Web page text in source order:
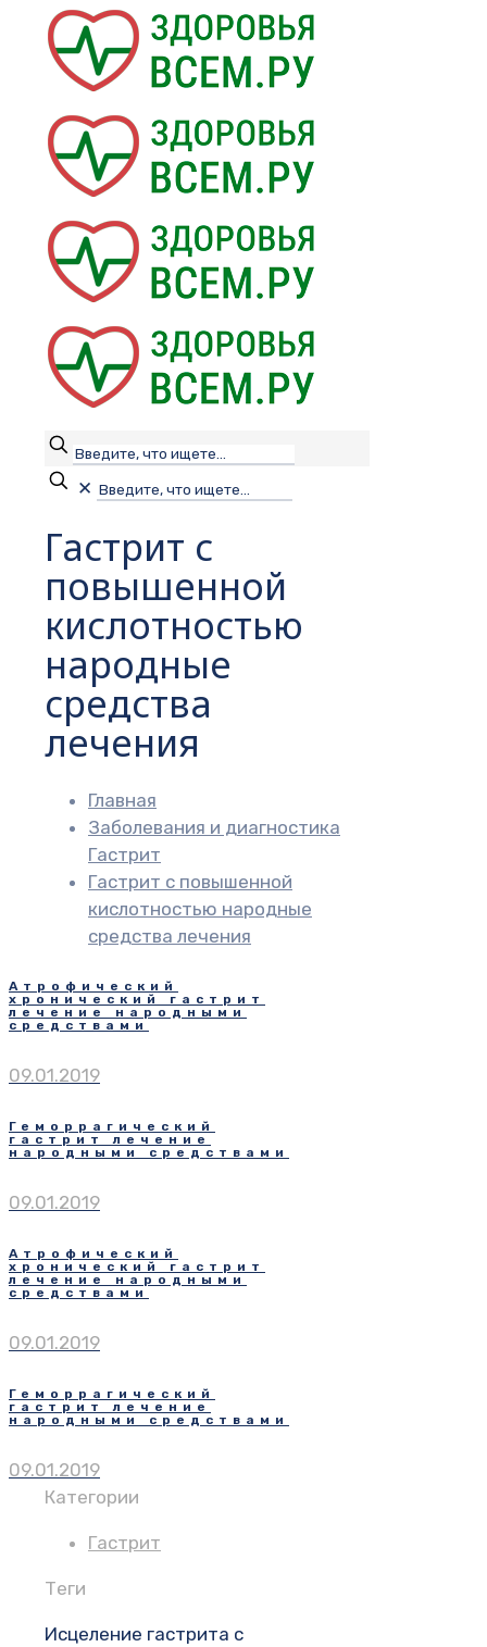
✕
Гастрит с
повышенной
кислотностью
народные
средства
лечения
Главная
Заболевания и диагностика
Гастрит
Гастрит с повышенной
кислотностью народные
средства лечения
Атрофический
хронический гастрит
лечение народными
средствами
09.01.2019
Геморрагический
гастрит лечение
народными средствами
09.01.2019
Атрофический
хронический гастрит
лечение народными
средствами
09.01.2019
Геморрагический
гастрит лечение
народными средствами
09.01.2019
Категории
Гастрит
Теги
Исцеление гастрита с